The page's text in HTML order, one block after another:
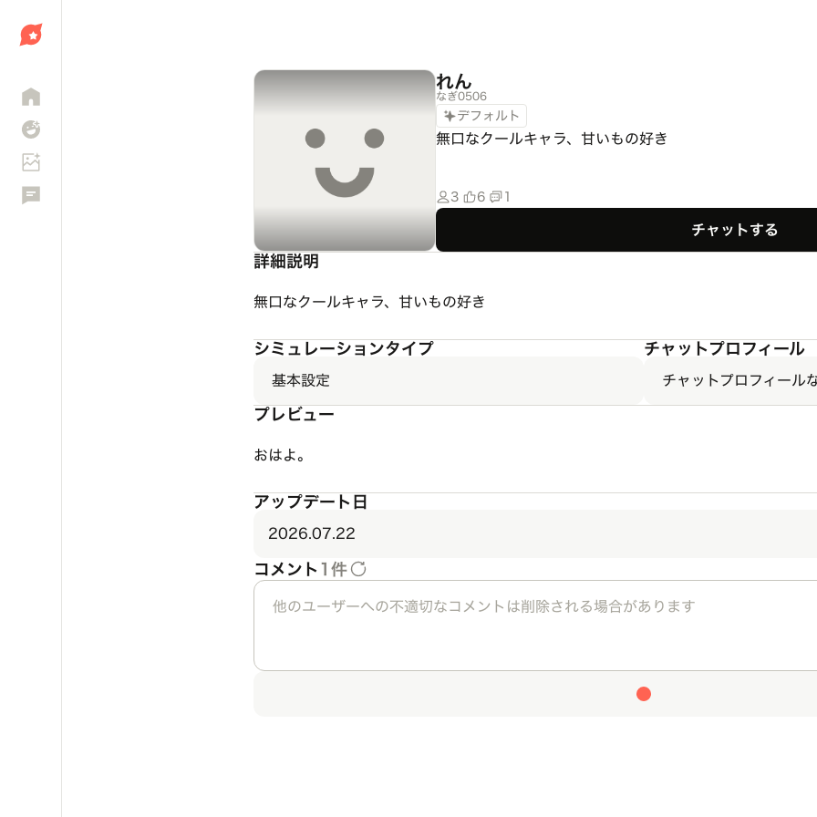
れん
なぎ0506
デフォルト
無口なクールキャラ、甘いもの好き
3 6 1
チャットする
詳細説明
無口なクールキャラ、甘いもの好き
シミュレーションタイプ
基本設定
チャットプロフィール
チャットプロフィール
プレビュー
おはよ。
アップデート日
2026.07.22
コメント 1件